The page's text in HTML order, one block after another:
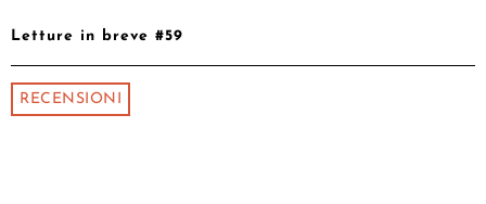
Letture in breve #59
RECENSIONI